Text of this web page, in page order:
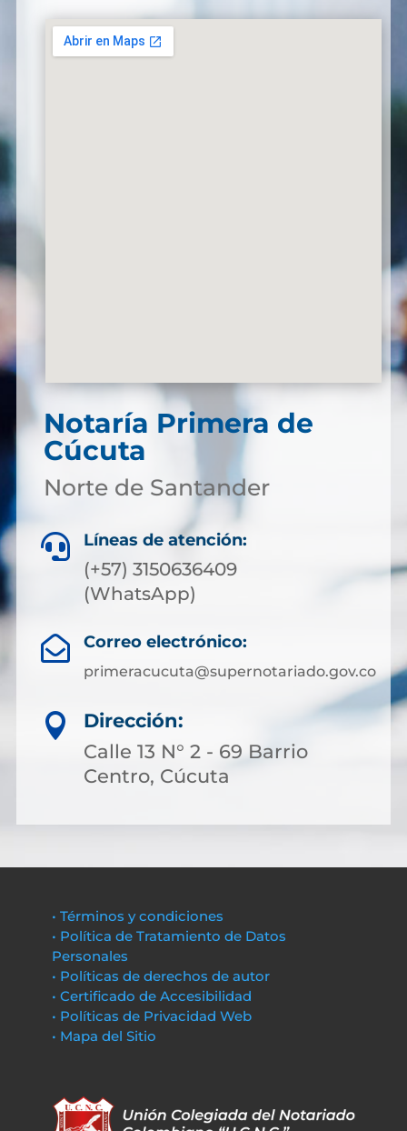
Notaría Primera de
Cúcuta
Norte de Santander
 Líneas de atención:
(+57) 3150636409
(WhatsApp)
 Correo electrónico:
primeracucuta@supernotariado.gov.co

Dirección:
Calle 13 N° 2 - 69 Barrio
Centro, Cúcuta
• Términos y condiciones
• Política de Tratamiento de Datos
Personales
• Políticas de derechos de autor
• Certificado de Accesibilidad
• Políticas de Privacidad Web
• Mapa del Sitio